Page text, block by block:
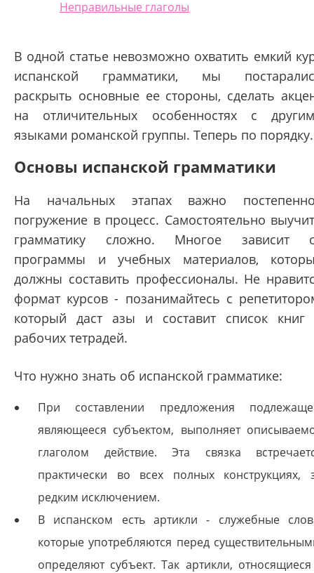
Неправильные глаголы
В одной статье невозможно охватить емкий
испанской грамматики, мы
раскрыть основные ее стороны, сделать
на отличительных особенностях с
языками романской группы. Теперь по порядку.
Основы испанской грамматики
На начальных этапах важно
погружение в процесс. Самостоятельно
грамматику сложно. Многое зависит
программы и учебных материалов,
должны составить профессионалы. Не
формат курсов - позанимайтесь с
который даст азы и составит список книг
рабочих тетрадей.
Что нужно знать об испанской грамматике:
При составлении предложения
являющееся субъектом, выполняет
глаголом действие. Эта связка
практически во всех полных конструкциях,
редким исключением.
В испанском есть артикли - служебные
которые употребляются перед
определяют субъект. Так артикли,